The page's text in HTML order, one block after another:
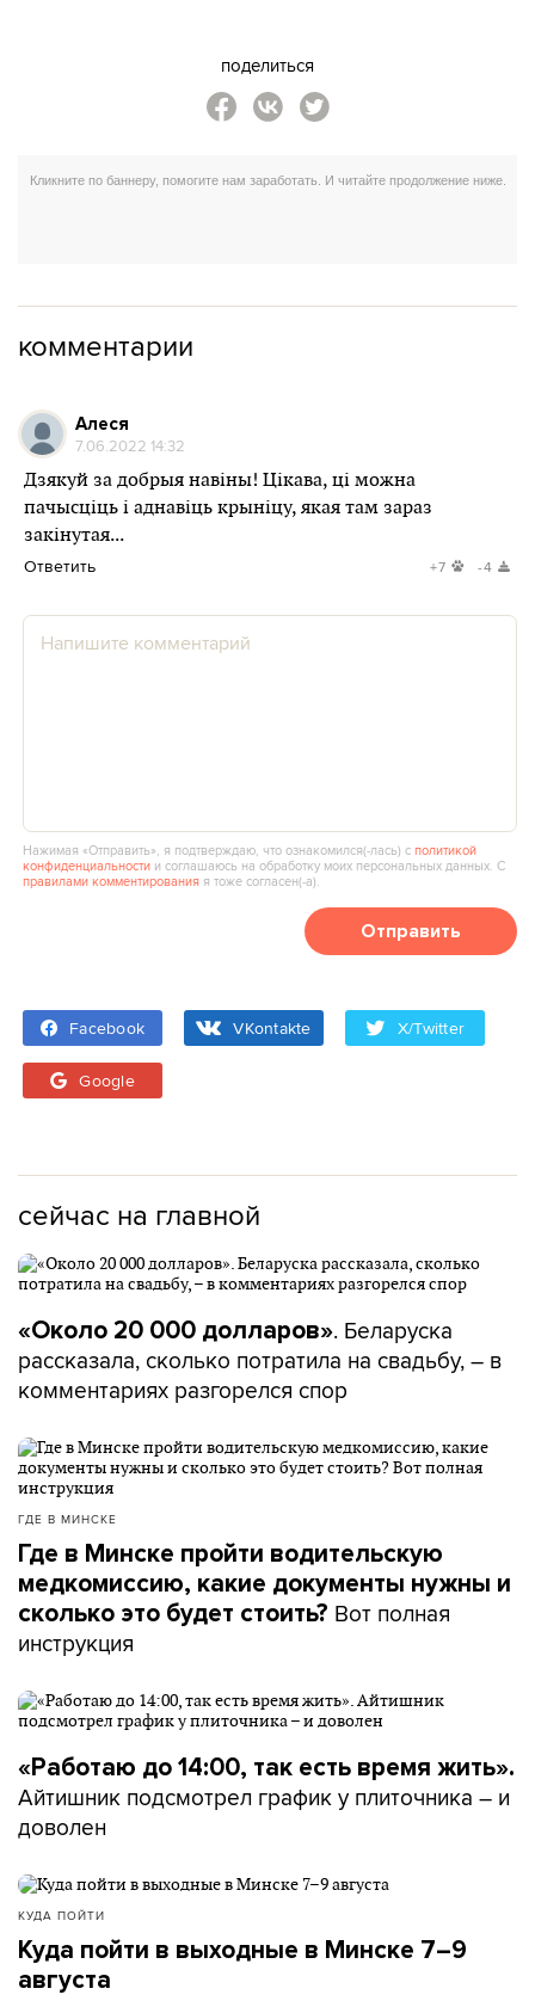
поделиться
комментарии
Алеся
7.06.2022 14:32
Дзякуй за добрыя навіны! Цікава, ці можна
пачысціць і аднавіць крыніцу, якая там зараз
закінутая...
Ответить +7 -4
Нажимая «Отправить», я подтверждаю, что ознакомился(‑лась) сполитикой
конфиденциальности и соглашаюсь на обработку моих персональных данных. С
правилами комментирования я тоже согласен(‑а).
Отправить
Facebook VKontakte X/Twitter
Google
сейчас на главной
«Около 20 000 долларов». Беларуска
рассказала, сколько потратила на свадьбу, – в
комментариях разгорелся спор
ГДЕ В МИНСКЕ
Где в Минске пройти водительскую
медкомиссию, какие документы нужны и
сколько это будет стоить? Вот полная
инструкция
«Работаю до 14:00, так есть время жить».
Айтишник подсмотрел график у плиточника – и
доволен
КУДА ПОЙТИ
Куда пойти в выходные в Минске 7–9
августа